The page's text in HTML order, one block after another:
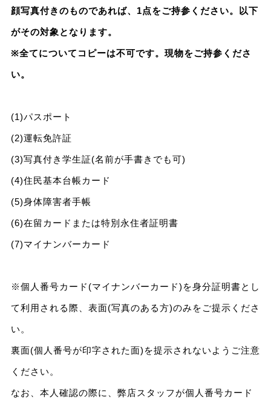
顔写真付きのものであれば、1点をご持参ください。以下
がその対象となります。
※全てについてコピーは不可です。現物をご持参くださ
い。
(1)パスポート
(2)運転免許証
(3)写真付き学生証(名前が手書きでも可)
(4)住民基本台帳カード
(5)身体障害者手帳
(6)在留カードまたは特別永住者証明書
(7)マイナンバーカード
※個人番号カード(マイナンバーカード)を身分証明書とし
て利用される際、表面(写真のある方)のみをご提示くださ
い。
裏面(個人番号が印字された面)を提示されないようご注意
ください。
なお、本人確認の際に、弊店スタッフが個人番号カード